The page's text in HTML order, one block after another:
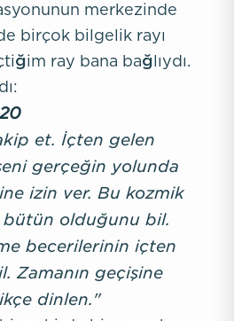
merkezinde
birçok bilgelik rayı
ray bana bağlıydı.
et. İçten gelen
gerçeğin yolunda
izin ver. Bu kozmik
olduğunu bil.
becerilerinin içten
Zamanın geçişine
dinlen."